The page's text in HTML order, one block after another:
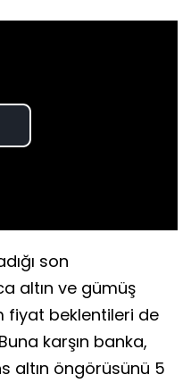
son
altın ve gümüş
fiyat beklentileri de
karşın banka,
altın öngörüsünü 5